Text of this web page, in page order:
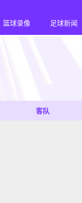
篮球录像 足球新闻
客队